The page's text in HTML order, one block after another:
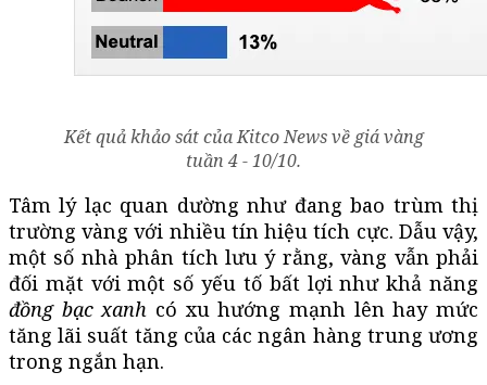
Kết quả khảo sát của Kitco News về giá vàng
tuần 4 - 10/10.
Tâm lý lạc quan dường như đang bao trùm thị
trường vàng với nhiều tín hiệu tích cực. Dẫu vậy,
một số nhà phân tích lưu ý rằng, vàng vẫn phải
đối mặt với một số yếu tố bất lợi như khả năng
đồng bạc xanh có xu hướng mạnh lên hay mức
tăng lãi suất tăng của các ngân hàng trung ương
trong ngắn hạn.